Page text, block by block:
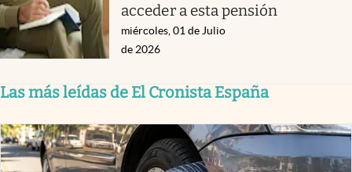
acceder a esta pensión
miércoles, 01 de Julio
de 2026
Las más leídas de El Cronista España